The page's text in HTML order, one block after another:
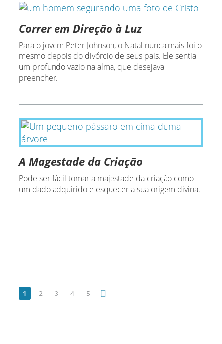
Correr em Direção à Luz
Para o jovem Peter Johnson, o Natal nunca mais foi o
mesmo depois do divórcio de seus pais. Ele sentia
um profundo vazio na alma, que desejava
preencher.
A Magestade da Criação
Pode ser fácil tomar a majestade da criação como
um dado adquirido e esquecer a sua origem divina.
1 2 3 4 5